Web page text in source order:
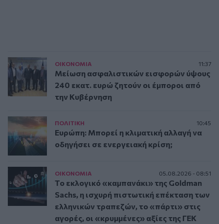
ΟΙΚΟΝΟΜΙΑ 11:37
Μείωση ασφαλιστικών εισφορών ύψους
240 εκατ. ευρώ ζητούν οι έμποροι από
την Κυβέρνηση
ΠΟΛΙΤΙΚΗ 10:45
Ευρώπη: Μπορεί η κλιματική αλλαγή να
οδηγήσει σε ενεργειακή κρίση;
ΟΙΚΟΝΟΜΙΑ 05.08.2026 - 08:51
Το εκλογικό «καμπανάκι» της Goldman
Sachs, η ισχυρή πιστωτική επέκταση των
ελληνικών τραπεζών, το «πάρτι» στις
αγορές, οι «κρυμμένες» αξίες της ΓΕΚ